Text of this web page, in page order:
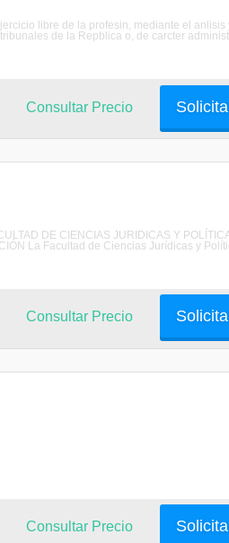
libre de la profesin, mediante el
de la Repblica o, de carcter
Consultar Precio
DE CIENCIAS JURIDICAS Y
La Facultad de Ciencias Jurídicas y
Consultar Precio
Consultar Precio